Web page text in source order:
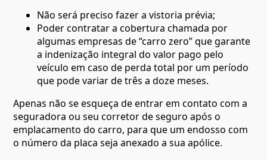
Não será preciso fazer a vistoria prévia;
Poder contratar a cobertura chamada por
algumas empresas de “carro zero” que garante
a indenização integral do valor pago pelo
veículo em caso de perda total por um período
que pode variar de três a doze meses.
Apenas não se esqueça de entrar em contato com a
seguradora ou seu corretor de seguro após o
emplacamento do carro, para que um endosso com
o número da placa seja anexado a sua apólice.